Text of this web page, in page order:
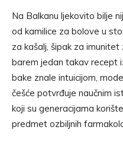
Na Balkanu ljekovito bilje
od kamilice za bolove u
za kašalj, šipak za
barem jedan takav recept
bake znale intuicijom,
češće potvrđuje naučnim
koji su generacijama
predmet ozbiljnih